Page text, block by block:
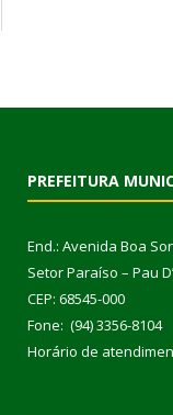
PREFEITURA
End.: Avenida Boa
Setor Paraíso – Pau
CEP: 68545-000
Fone: (94) 3356-8104
Horário de